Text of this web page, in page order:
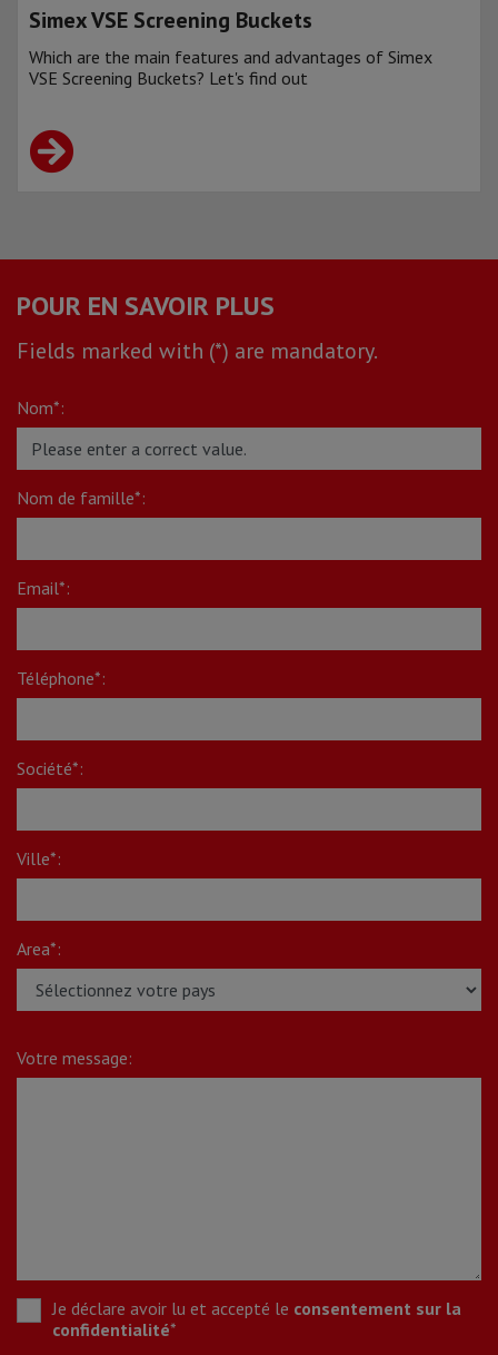
Simex VSE Screening Buckets
Which are the main features and advantages of Simex
VSE Screening Buckets? Let's find out
POUR EN SAVOIR PLUS
Fields marked with (*) are mandatory.
Nom*:
Nom de famille*:
Email*:
Téléphone*:
Société*:
Ville*:
Area*:
Votre message:
Je déclare avoir lu et accepté le consentement sur la
confidentialité*